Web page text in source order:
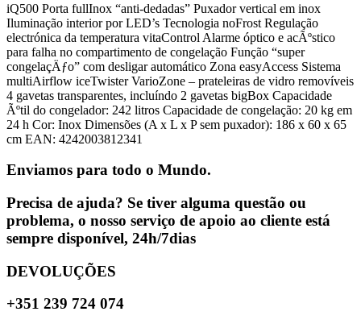
iQ500 Porta fullInox “anti-dedadas” Puxador vertical em inox
Iluminação interior por LED’s Tecnologia noFrost Regulação
electrónica da temperatura vitaControl Alarme óptico e acÃºstico
para falha no compartimento de congelação Função “super
congelaçÄƒo” com desligar automático Zona easyAccess Sistema
multiAirflow iceTwister VarioZone – prateleiras de vidro removíveis
4 gavetas transparentes, incluíndo 2 gavetas bigBox Capacidade
Ãºtil do congelador: 242 litros Capacidade de congelação: 20 kg em
24 h Cor: Inox Dimensões (A x L x P sem puxador): 186 x 60 x 65
cm EAN: 4242003812341
Enviamos para todo o Mundo.
Precisa de ajuda? Se tiver alguma questão ou
problema, o nosso serviço de apoio ao cliente está
sempre disponível, 24h/7dias
DEVOLUÇÕES
+351 239 724 074